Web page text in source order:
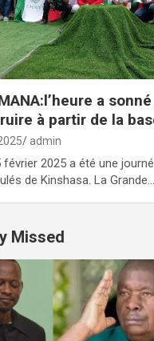
a
à partir de la
admin
février 2025 a été une
de Kinshasa. La Grande…
Missed